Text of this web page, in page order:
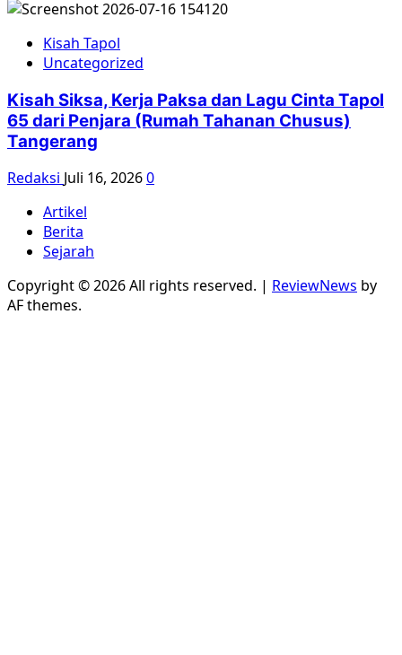
Kisah Tapol
Uncategorized
Kisah Siksa, Kerja Paksa dan Lagu Cinta Tapol
65 dari Penjara (Rumah Tahanan Chusus)
Tangerang
Redaksi Juli 16, 20260
Artikel
Berita
Sejarah
Copyright © 2026 All rights reserved. | ReviewNews by
AF themes.